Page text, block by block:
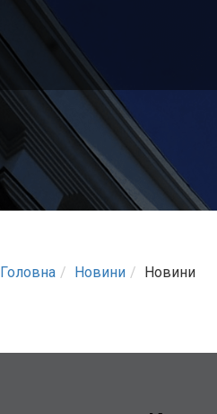
Головна Новини Новини